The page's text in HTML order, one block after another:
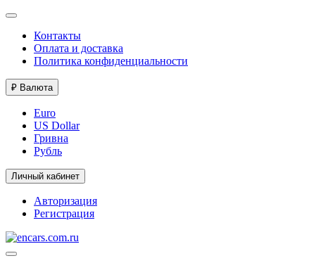
Контакты
Оплата и доставка
Политика конфиденциальности
₽ Валюта
Euro
US Dollar
Гривна
Рубль
Личный кабинет
Авторизация
Регистрация